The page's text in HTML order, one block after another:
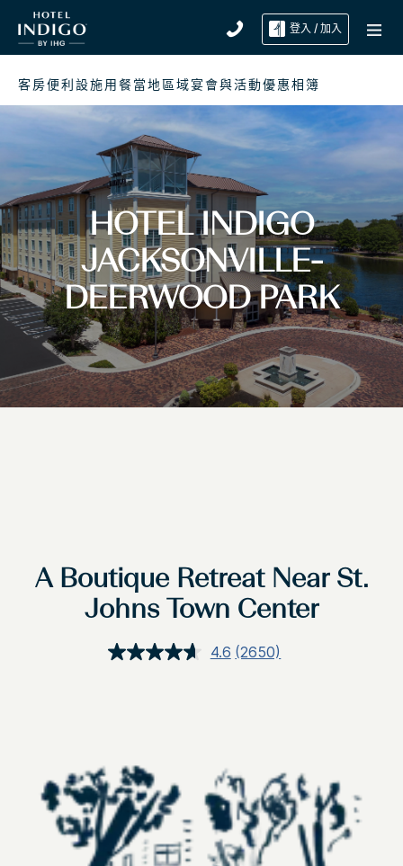
登入 / 加入
客房便利設施用餐當地區域宴會與活動優惠相簿
HOTEL INDIGO
JACKSONVILLE-
DEERWOOD PARK
A Boutique Retreat Near St.
Johns Town Center
4.6 閱
面
連
結。
(2650)